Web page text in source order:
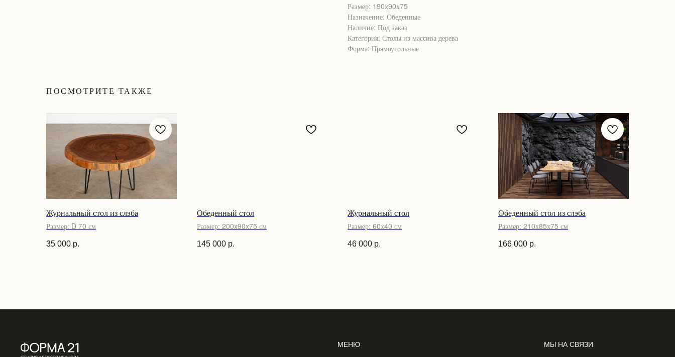
Размер: 190х90х75
Назначение: Обеденные
Наличие: Под заказ
Категория: Столы из массива дерева
Форма: Прямоугольные
ПОСМОТРИТЕ ТАКЖЕ
Журнальный стол из слэба
Размер: D 70 см
35 000 р.
Обеденный стол
Размер: 200x90x75 см
145 000 р.
Журнальный стол
Размер: 60х40 см
46 000 р.
Обеденный стол из слэба
Размер: 210х85х75 см
166 000 р.
МЕНЮ МЫ НА СВЯЗИ